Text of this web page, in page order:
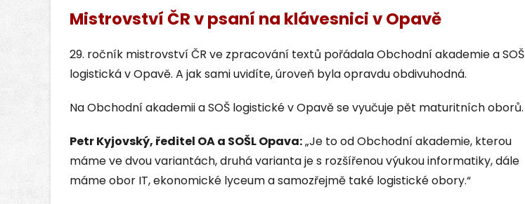
Mistrovství ČR v psaní na klávesnici v Opavě
29. ročník mistrovství ČR ve zpracování textů pořádala Obchodní akademie a SOŠ
logistická v Opavě. A jak sami uvidíte, úroveň byla opravdu obdivuhodná.
Na Obchodní akademii a SOŠ logistické v Opavě se vyučuje pět maturitních oborů.
Petr Kyjovský, ředitel OA a SOŠL Opava:„Je to od Obchodní akademie, kterou
máme ve dvou variantách, druhá varianta je s rozšířenou výukou informatiky, dále
máme obor IT, ekonomické lyceum a samozřejmě také logistické obory.“